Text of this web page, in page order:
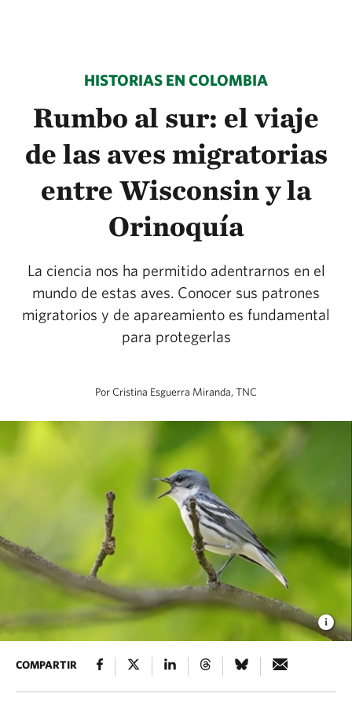
HISTORIAS EN COLOMBIA
Rumbo al sur: el viaje
de las aves migratorias
entre Wisconsin y la
Orinoquía
La ciencia nos ha permitido adentrarnos en el
mundo de estas aves. Conocer sus patrones
migratorios y de apareamiento es fundamental
para protegerlas
Por Cristina Esguerra Miranda, TNC
COMPARTIR